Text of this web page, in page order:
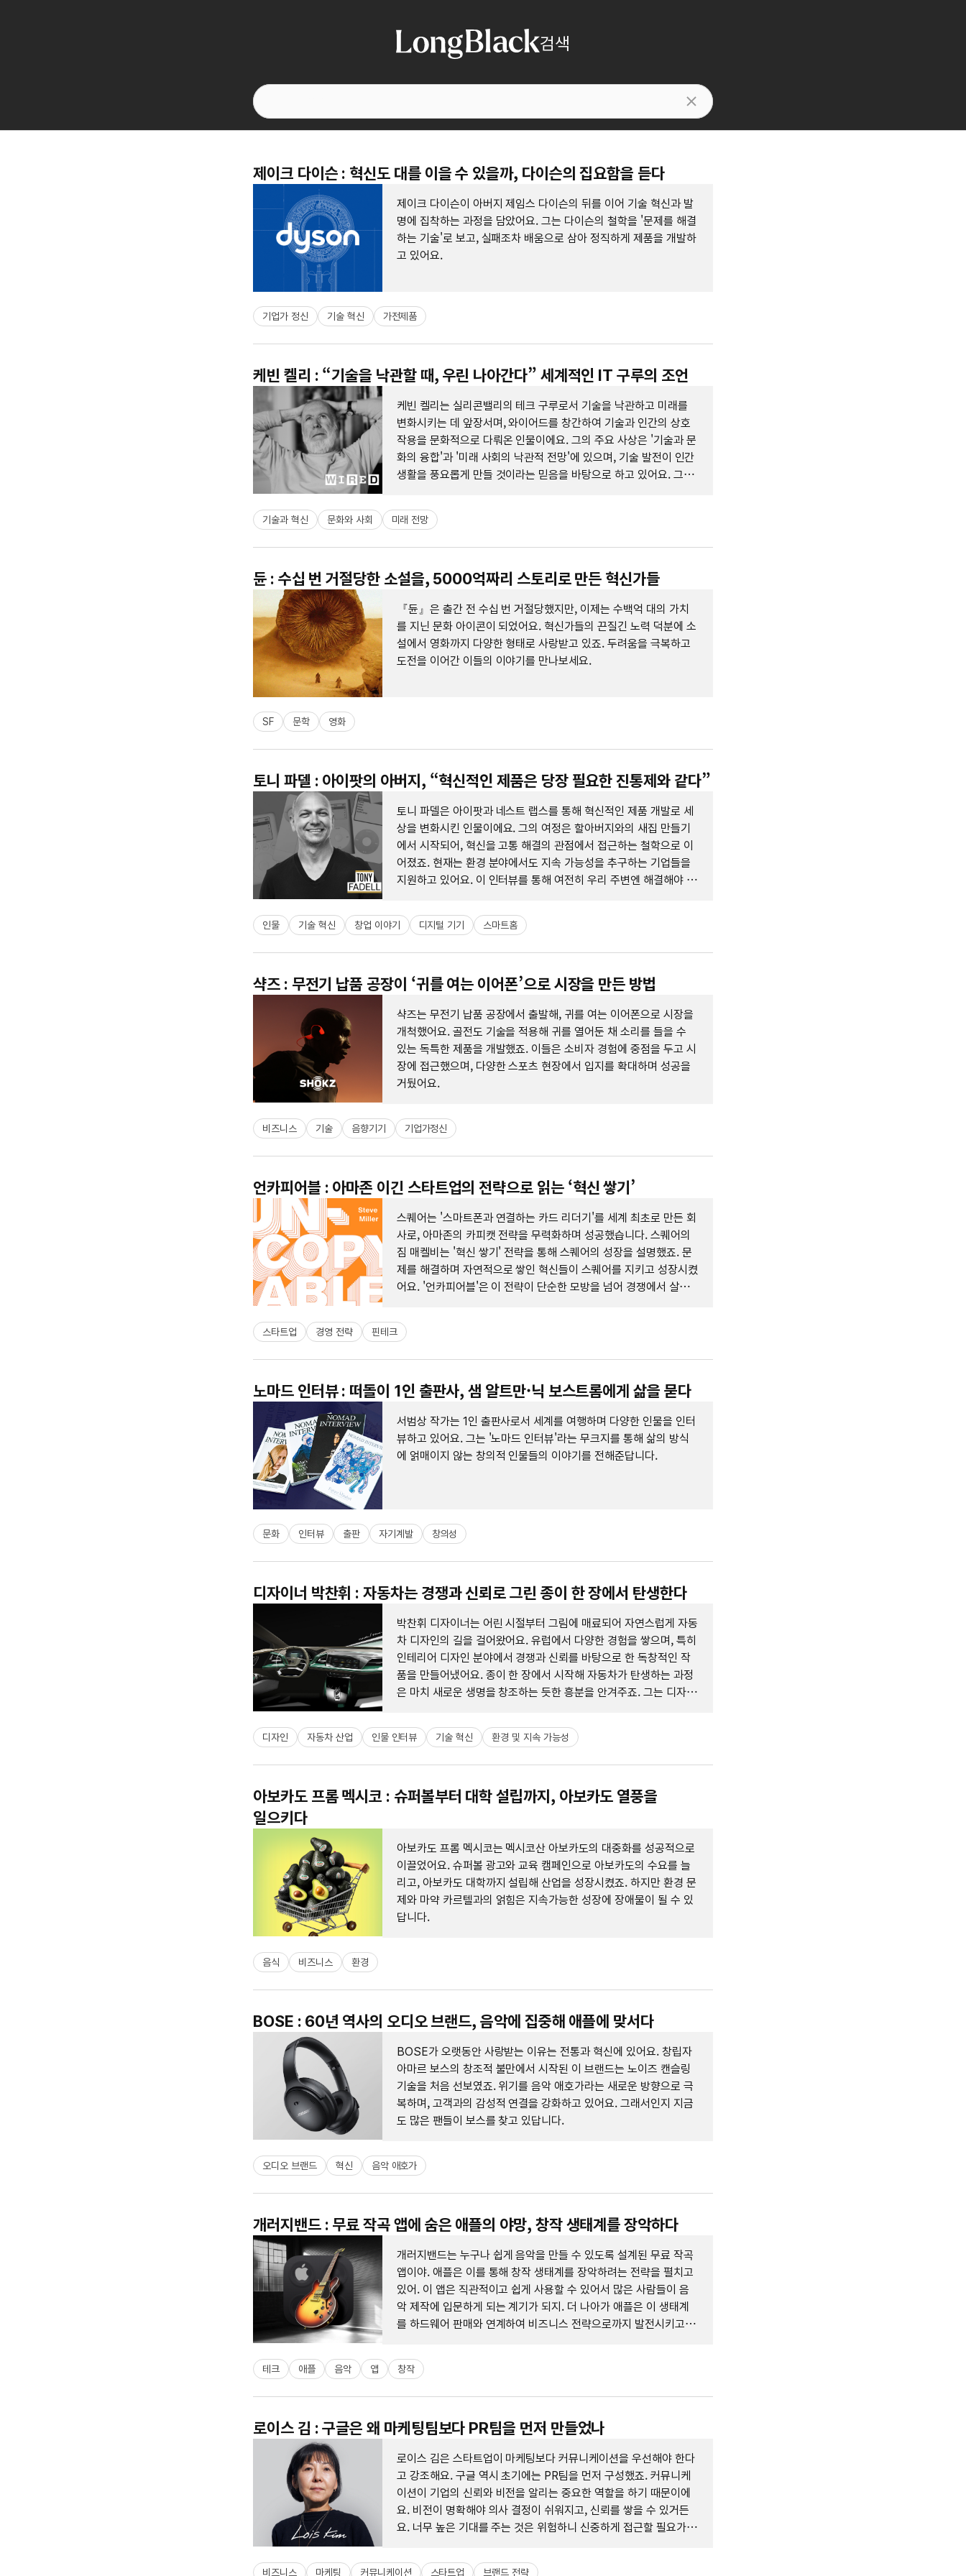
검색
제이크 다이슨 : 혁신도 대를 이을 수 있을까, 다이슨의 집요함을 듣다
제이크 다이슨이 아버지 제임스 다이슨의 뒤를 이어 기술 혁신과 발
명에 집착하는 과정을 담았어요. 그는 다이슨의 철학을 '문제를 해결
하는 기술'로 보고, 실패조차 배움으로 삼아 정직하게 제품을 개발하
고 있어요.
기업가 정신 기술 혁신 가전제품
케빈 켈리 : “기술을 낙관할 때, 우린 나아간다” 세계적인 IT 구루의 조언
케빈 켈리는 실리콘밸리의 테크 구루로서 기술을 낙관하고 미래를
변화시키는 데 앞장서며, 와이어드를 창간하여 기술과 인간의 상호
작용을 문화적으로 다뤄온 인물이에요. 그의 주요 사상은 '기술과 문
화의 융합'과 '미래 사회의 낙관적 전망'에 있으며, 기술 발전이 인간
생활을 풍요롭게 만들 것이라는 믿음을 바탕으로 하고 있어요. 그는
발전을 강조하고 있어요. 또한, 크리에이터 이코노미와 AI의 역할을
중시하며, 혁신과 새로운 직업 창출 가능성을 제시하고 있어요.
기술과 혁신 문화와 사회 미래 전망
듄 : 수십 번 거절당한 소설을, 5000억짜리 스토리로 만든 혁신가들
『듄』은 출간 전 수십 번 거절당했지만, 이제는 수백억 대의 가치
를 지닌 문화 아이콘이 되었어요. 혁신가들의 끈질긴 노력 덕분에 소
설에서 영화까지 다양한 형태로 사랑받고 있죠. 두려움을 극복하고
도전을 이어간 이들의 이야기를 만나보세요.
SF 문학 영화
토니 파델 : 아이팟의 아버지, “혁신적인 제품은 당장 필요한 진통제와 같다”
토니 파델은 아이팟과 네스트 랩스를 통해 혁신적인 제품 개발로 세
상을 변화시킨 인물이에요. 그의 여정은 할아버지와의 새집 만들기
에서 시작되어, 혁신을 고통 해결의 관점에서 접근하는 철학으로 이
어졌죠. 현재는 환경 분야에서도 지속 가능성을 추구하는 기업들을
지원하고 있어요. 이 인터뷰를 통해 여전히 우리 주변엔 해결해야 할
인물 기술 혁신 창업 이야기 디지털 기기 스마트홈
샥즈 : 무전기 납품 공장이 ‘귀를 여는 이어폰’으로 시장을 만든 방법
샥즈는 무전기 납품 공장에서 출발해, 귀를 여는 이어폰으로 시장을
개척했어요. 골전도 기술을 적용해 귀를 열어둔 채 소리를 들을 수
있는 독특한 제품을 개발했죠. 이들은 소비자 경험에 중점을 두고 시
장에 접근했으며, 다양한 스포츠 현장에서 입지를 확대하며 성공을
거뒀어요.
비즈니스 기술 음향기기 기업가정신
언카피어블 : 아마존 이긴 스타트업의 전략으로 읽는 ‘혁신 쌓기’
스퀘어는 '스마트폰과 연결하는 카드 리더기'를 세계 최초로 만든 회
사로, 아마존의 카피캣 전략을 무력화하며 성공했습니다. 스퀘어의
짐 매켈비는 '혁신 쌓기' 전략을 통해 스퀘어의 성장을 설명했죠. 문
제를 해결하며 자연적으로 쌓인 혁신들이 스퀘어를 지키고 성장시켰
어요. '언카피어블'은 이 전략이 단순한 모방을 넘어 경쟁에서 살아
스타트업 경영 전략 핀테크
노마드 인터뷰 : 떠돌이 1인 출판사, 샘 알트만·닉 보스트롬에게 삶을 묻다
서범상 작가는 1인 출판사로서 세계를 여행하며 다양한 인물을 인터
뷰하고 있어요. 그는 '노마드 인터뷰'라는 무크지를 통해 삶의 방식
에 얽매이지 않는 창의적 인물들의 이야기를 전해준답니다.
문화 인터뷰 출판 자기계발 창의성
디자이너 박찬휘 : 자동차는 경쟁과 신뢰로 그린 종이 한 장에서 탄생한다
박찬휘 디자이너는 어린 시절부터 그림에 매료되어 자연스럽게 자동
차 디자인의 길을 걸어왔어요. 유럽에서 다양한 경험을 쌓으며, 특히
인테리어 디자인 분야에서 경쟁과 신뢰를 바탕으로 한 독창적인 작
품을 만들어냈어요. 종이 한 장에서 시작해 자동차가 탄생하는 과정
은 마치 새로운 생명을 창조하는 듯한 흥분을 안겨주죠. 그는 디자인
치를 발견하길 바라요.
디자인 자동차 산업 인물 인터뷰 기술 혁신 환경 및 지속 가능성
아보카도 프롬 멕시코 : 슈퍼볼부터 대학 설립까지, 아보카도 열풍을
일으키다
아보카도 프롬 멕시코는 멕시코산 아보카도의 대중화를 성공적으로
이끌었어요. 슈퍼볼 광고와 교육 캠페인으로 아보카도의 수요를 늘
리고, 아보카도 대학까지 설립해 산업을 성장시켰죠. 하지만 환경 문
제와 마약 카르텔과의 얽힘은 지속가능한 성장에 장애물이 될 수 있
답니다.
음식 비즈니스 환경
BOSE : 60년 역사의 오디오 브랜드, 음악에 집중해 애플에 맞서다
BOSE가 오랫동안 사랑받는 이유는 전통과 혁신에 있어요. 창립자
아마르 보스의 창조적 불만에서 시작된 이 브랜드는 노이즈 캔슬링
기술을 처음 선보였죠. 위기를 음악 애호가라는 새로운 방향으로 극
복하며, 고객과의 감성적 연결을 강화하고 있어요. 그래서인지 지금
도 많은 팬들이 보스를 찾고 있답니다.
오디오 브랜드 혁신 음악 애호가
개러지밴드 : 무료 작곡 앱에 숨은 애플의 야망, 창작 생태계를 장악하다
개러지밴드는 누구나 쉽게 음악을 만들 수 있도록 설계된 무료 작곡
앱이야. 애플은 이를 통해 창작 생태계를 장악하려는 전략을 펼치고
있어. 이 앱은 직관적이고 쉽게 사용할 수 있어서 많은 사람들이 음
악 제작에 입문하게 되는 계기가 되지. 더 나아가 애플은 이 생태계
를 하드웨어 판매와 연계하여 비즈니스 전략으로까지 발전시키고 있
테크 애플 음악 앱 창작
로이스 김 : 구글은 왜 마케팅팀보다 PR팀을 먼저 만들었나
로이스 김은 스타트업이 마케팅보다 커뮤니케이션을 우선해야 한다
고 강조해요. 구글 역시 초기에는 PR팀을 먼저 구성했죠. 커뮤니케
이션이 기업의 신뢰와 비전을 알리는 중요한 역할을 하기 때문이에
요. 비전이 명확해야 의사 결정이 쉬워지고, 신뢰를 쌓을 수 있거든
요. 너무 높은 기대를 주는 것은 위험하니 신중하게 접근할 필요가
비즈니스 마케팅 커뮤니케이션 스타트업 브랜드 전략